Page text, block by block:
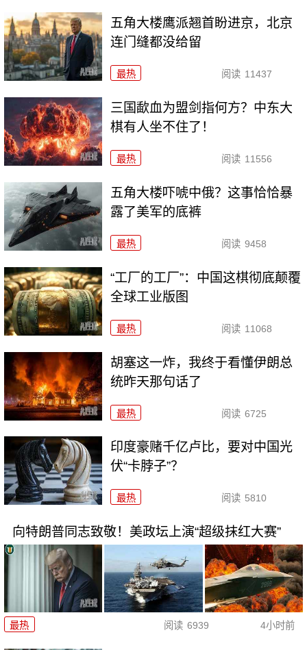
五角大楼鹰派翘首盼进京，北京
连门缝都没给留
最热 阅读 11437
三国歃血为盟剑指何方？中东大
棋有人坐不住了！
最热 阅读 11556
五角大楼吓唬中俄？这事恰恰暴
露了美军的底裤
最热 阅读 9458
“工厂的工厂”：中国这棋彻底颠覆
全球工业版图
最热 阅读 11068
胡塞这一炸，我终于看懂伊朗总
统昨天那句话了
最热 阅读 6725
印度豪赌千亿卢比，要对中国光
伏“卡脖子”？
最热 阅读 5810
向特朗普同志致敬！美政坛上演“超级抹红大赛”
最热 阅读 6939 4小时前